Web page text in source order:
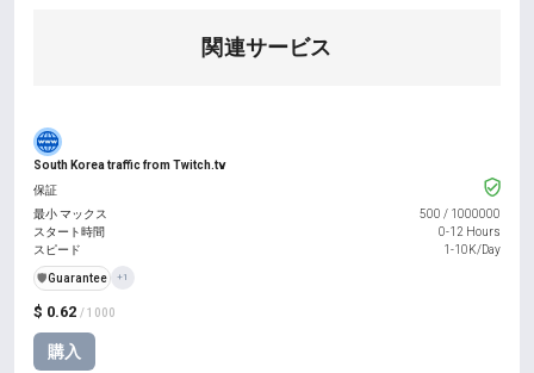
関連サービス
South Korea traffic from Twitch.tv
$ 0.62 / 1000
購入
保証
最小 マックス
500 / 1000000
スタート時間
0-12 Hours
スピード
1-10K/Day
️🛡️Guarantee +1